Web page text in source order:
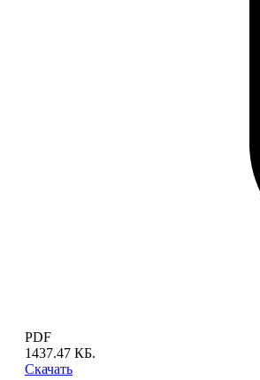
PDF
1437.47 КБ.
Скачать